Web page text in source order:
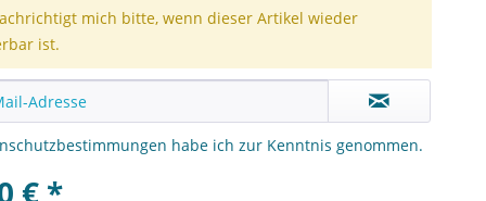
mich bitte, wenn dieser Artikel wieder
ist.
habe ich zur Kenntnis genommen.
€ *